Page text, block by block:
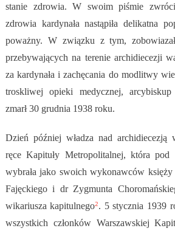
stanie zdrowia. W swoim piśmie
zdrowia kardynała nastąpiła delikatna
poważny. W związku z tym,
przebywających na terenie archidiecezji
za kardynała i zachęcania do modlitwy
troskliwej opieki medycznej,
zmarł 30 grudnia 1938 roku.
Dzień później władza nad archidiecezją
ręce Kapituły Metropolitalnej, która pod
wybrała jako swoich wykonawców księży
Fajęckiego i dr Zygmunta
wikariusza kapitulnego2. 5 stycznia 1939
wszystkich członków Warszawskiej